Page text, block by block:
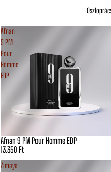
Afnan
9 PM
Pour
Homme
EDP
Afnan 9 PM Pour Homme EDP
13.350 Ft
Zimaya